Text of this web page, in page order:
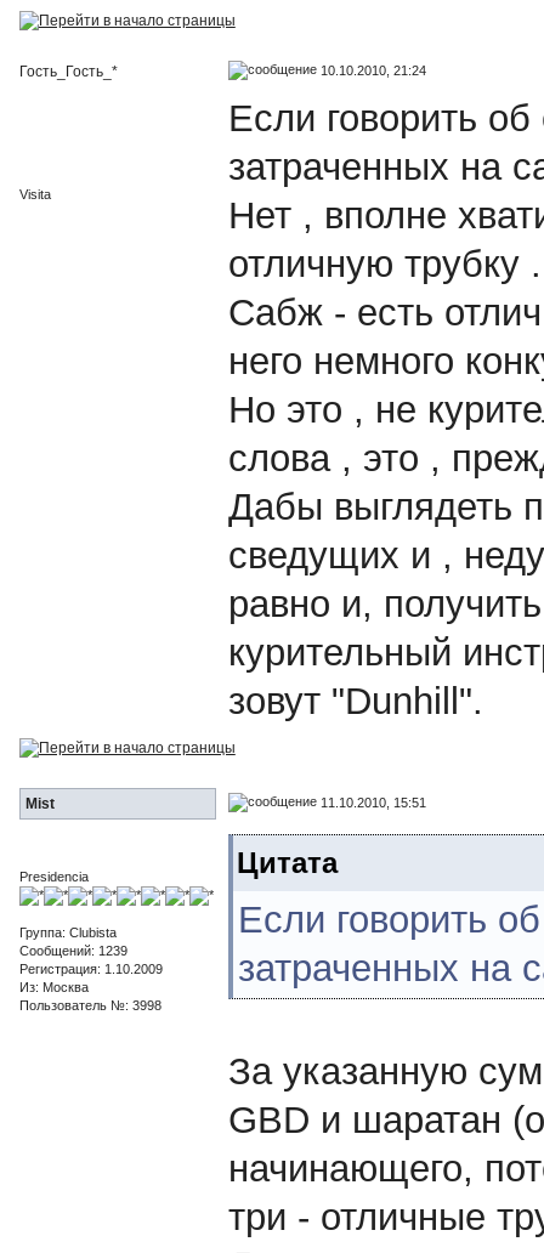
Гость_Гость_* 10.10.2010, 21:24
Visita
Если говорить
затраченных на
Нет , вполне
отличную трубку
Сабж - есть
него немного
Но это , не
слова , это ,
Дабы выглядеть
сведущих и ,
равно и,
курительный
зовут "Dunhill".
Mist 11.10.2010, 15:51
Presidencia
Группа: Clubista
Сообщений: 1239
Регистрация: 1.10.2009
Из: Москва
Пользователь №: 3998
Цитата
Если говорить
затраченных на
За указанную
GBD и шаратан
начинающего,
три - отличные